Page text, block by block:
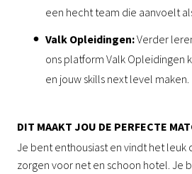
een hecht team die aanvoelt
Valk Opleidingen:Verder
ons platform Valk Opleidingen
en jouw skills next level maken.
DIT MAAKT JOU DE PERFECTE
Je bent enthousiast en vindt het
zorgen voor net en schoon hotel. Je